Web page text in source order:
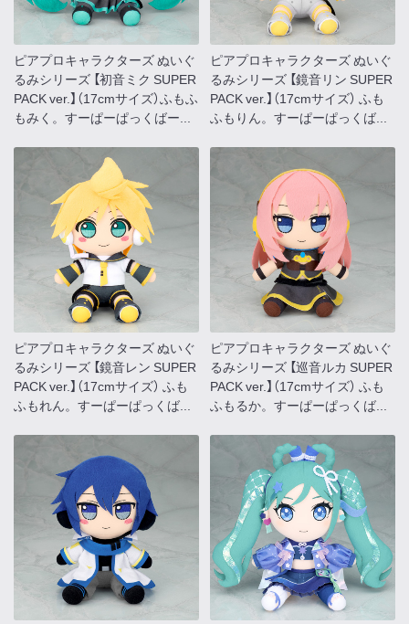
ピアプロキャラクターズ ぬいぐ
るみシリーズ 【初音ミク SUPER
PACK ver.】（17cmサイズ）ふもふ
もみく。すーぱーぱっくばー...
ピアプロキャラクターズ ぬいぐ
るみシリーズ 【鏡音リン SUPER
PACK ver.】（17cmサイズ） ふも
ふもりん。すーぱーぱっくば...
ピアプロキャラクターズ ぬいぐ
るみシリーズ 【鏡音レン SUPER
PACK ver.】（17cmサイズ） ふも
ふもれん。すーぱーぱっくば...
ピアプロキャラクターズ ぬいぐ
るみシリーズ 【巡音ルカ SUPER
PACK ver.】（17cmサイズ） ふも
ふもるか。すーぱーぱっくば...